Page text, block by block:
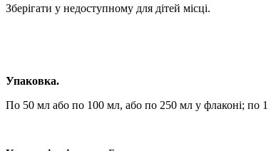
Зберігати у недоступному для дітей місці.
Упаковка.
По 50 мл або по 100 мл, або по 250 мл у флаконі; по 1